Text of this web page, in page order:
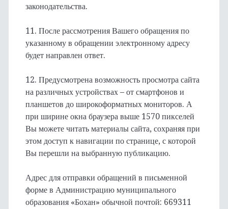
законодательства.
11. После рассмотрения Вашего обращения по
указанному в обращении электронному адресу
будет направлен ответ.
12. Предусмотрена возможность просмотра сайта
на различных устройствах – от смартфонов и
планшетов до широкоформатных мониторов. А
при ширине окна браузера выше 1570 пикселей
Вы можете читать материалы сайта, сохраняя при
этом доступ к навигации по странице, с которой
Вы перешли на выбранную публикацию.
Адрес для отправки обращений в письменной
форме в Администрацию муниципального
образования «Бохан» обычной почтой: 669311